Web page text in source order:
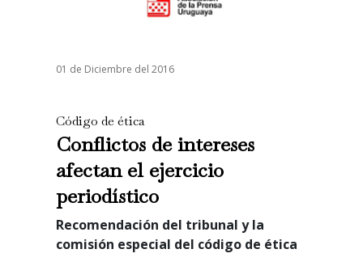
01 de Diciembre del 2016
Código de ética
Conflictos de intereses
afectan el ejercicio
periodístico
Recomendación del tribunal y la
comisión especial del código de ética